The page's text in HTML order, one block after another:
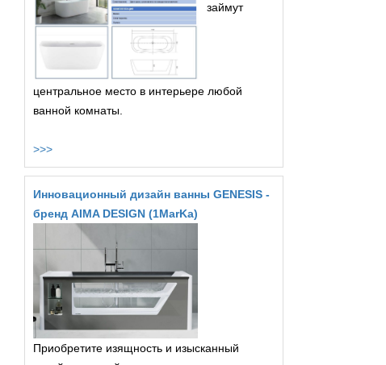
займут
центральное место в интерьере любой
ванной комнаты.
>>>
Инновационный дизайн ванны GENESIS -
бренд AIMA DESIGN (1MarKa)
Приобретите изящность и изысканный